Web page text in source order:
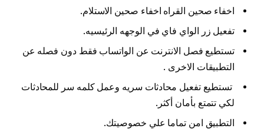
اخفاء صحين القراه اخفاء صحين الاستلام.
تفعيل زر الواي فاي في الوجهه الرئيسيه.
تستطيع فصل الانترنت عن الواتساب فقط دون فصله عن
التطبيقات الاخرى .
تستطيع تفعيل محادثات سريه وعمل كلمه سر للمحادثات
لكي تتمتع بأمان أكثر.
التطبيق امن تماما علي خصوصيتك.